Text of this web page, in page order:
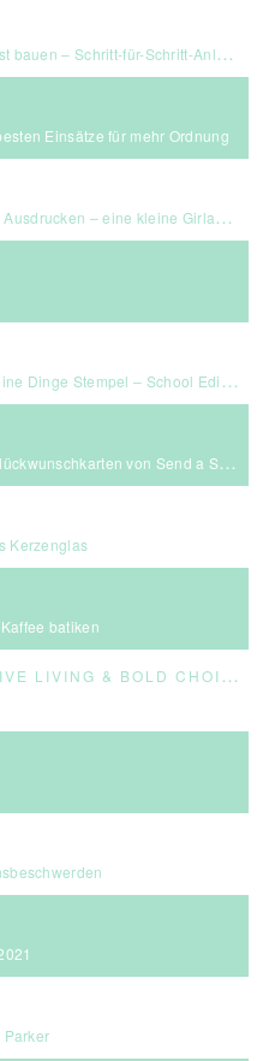
Schritt-für-Schritt-Anleitung & Kosten
Einsätze für mehr Ordnung
eine kleine Girlande für euer Zuhause ☆
School Edition“ #BackToSchool + Gewinnspiel
von Send a Smile
Kerzenglas
batiken
T
WEED & GREET | CREATIVE LIVING & BOLD CHOICES